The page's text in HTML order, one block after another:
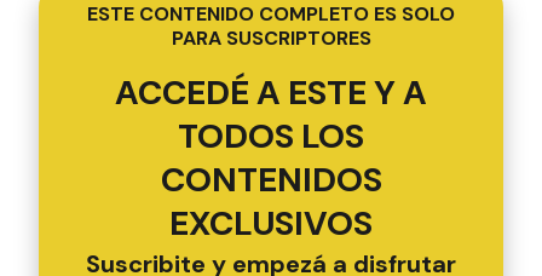
ESTE CONTENIDO COMPLETO ES SOLO
PARA SUSCRIPTORES
ACCEDÉ A ESTE Y A
TODOS LOS
CONTENIDOS
EXCLUSIVOS
Suscribite y empezá a disfrutar